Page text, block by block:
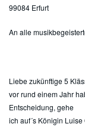
99084 Erfurt
An alle
Liebe zukünftige 5
vor rund einem Jahr
Entscheidung, gehe
ich auf´s Königin